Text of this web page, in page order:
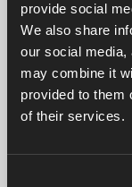
provide social
We also share
our social media,
may combine it
provided to them
of their services.
Relaterade